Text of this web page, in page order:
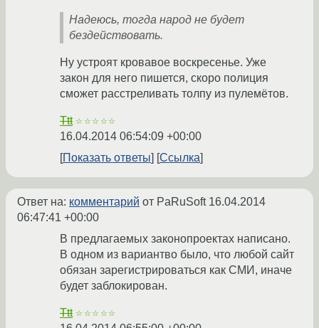
Надеюсь, тогда народ не будет
бездействовать.
Ну устроят кровавое воскресенье. Уже
закон для него пишется, скоро полиция
сможет расстреливать толпу из пулемётов.
Ttt ☆☆☆☆☆
16.04.2014 06:54:09 +00:00
Показать ответы
Ссылка
Ответ на: комментарий от PaRuSoft 16.04.2014
06:47:41 +00:00
В предлагаемых законопроектах написано.
В одном из вариантво было, что любой сайт
обязан зарегистрироваться как СМИ, иначе
будет заблокирован.
Ttt ☆☆☆☆☆